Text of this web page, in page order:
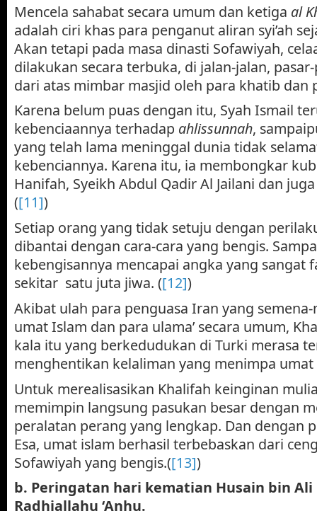
Mencela sahabat secara umum dan ketiga al
adalah ciri khas para penganut aliran syi’ah
Akan tetapi pada masa dinasti Sofawiyah,
dilakukan secara terbuka, di jalan-jalan,
dari atas mimbar masjid oleh para khatib dan
Karena belum puas dengan itu, Syah Ismail
kebenciaannya terhadap ahlissunnah,
yang telah lama meninggal dunia tidak
kebenciannya. Karena itu, ia membongkar
Hanifah, Syeikh Abdul Qadir Al Jailani dan
([11])
Setiap orang yang tidak setuju dengan
dibantai dengan cara-cara yang bengis.
kebengisannya mencapai angka yang sangat
sekitar satu juta jiwa. ([12])
Akibat ulah para penguasa Iran yang
umat Islam dan para ulama’ secara umum,
kala itu yang berkedudukan di Turki merasa
menghentikan kelaliman yang menimpa umat
Untuk merealisasikan Khalifah keinginan
memimpin langsung pasukan besar dengan
peralatan perang yang lengkap. Dan dengan
Esa, umat islam berhasil terbebaskan dari
Sofawiyah yang bengis.([13])
b. Peringatan hari kematian Husain bin
Radhiallahu ‘Anhu.